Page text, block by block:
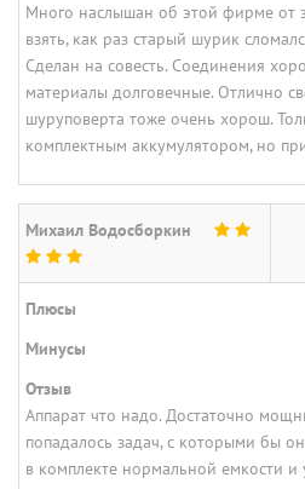
Много наслышан об этой фирме от
взять, как раз старый шурик
Сделан на совесть. Соединения
материалы долговечные. Отлично
шуруповерта тоже очень хорош.
комплектным аккумулятором, но
Михаил Водосборкин
Плюсы
Минусы
Отзыв
Аппарат что надо. Достаточно
попадалось задач, с которыми бы
в комплекте нормальной емкости